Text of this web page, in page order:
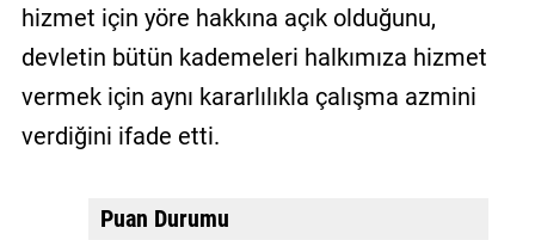
hizmet için yöre hakkına açık olduğunu,
devletin bütün kademeleri halkımıza hizmet
vermek için aynı kararlılıkla çalışma azmini
verdiğini ifade etti.
Puan Durumu